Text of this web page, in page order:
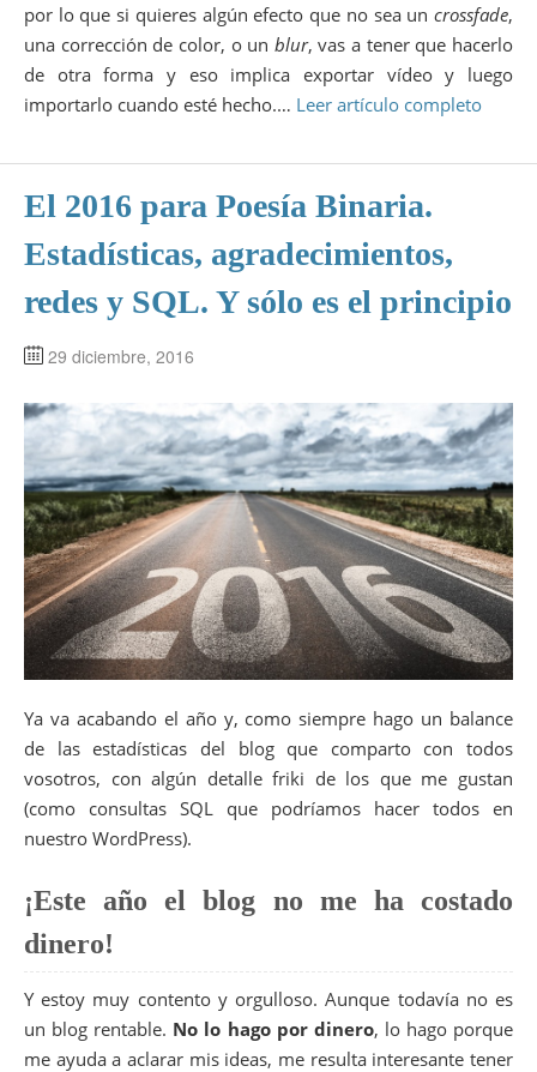
por lo que si quieres algún efecto que no sea un crossfade,
una corrección de color, o un blur, vas a tener que hacerlo
de otra forma y eso implica exportar vídeo y luego
importarlo cuando esté hecho.… Leer artículo completo
El 2016 para Poesía Binaria.
Estadísticas, agradecimientos,
redes y SQL. Y sólo es el principio
29 diciembre, 2016
Ya va acabando el año y, como siempre hago un balance
de las estadísticas del blog que comparto con todos
vosotros, con algún detalle friki de los que me gustan
(como consultas SQL que podríamos hacer todos en
nuestro WordPress).
¡Este año el blog no me ha costado
dinero!
Y estoy muy contento y orgulloso. Aunque todavía no es
un blog rentable. No lo hago por dinero, lo hago porque
me ayuda a aclarar mis ideas, me resulta interesante tener